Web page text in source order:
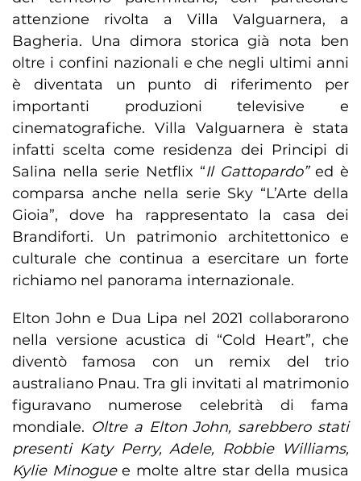
attenzione rivolta a Villa Valguarnera, a
Bagheria. Una dimora storica già nota ben
oltre i confini nazionali e che negli ultimi anni
è diventata un punto di riferimento per
importanti produzioni televisive e
cinematografiche. Villa Valguarnera è stata
infatti scelta come residenza dei Principi di
Salina nella serie Netflix “Il Gattopardo”ed è
comparsa anche nella serie Sky “L’Arte della
Gioia”, dove ha rappresentato la casa dei
Brandiforti. Un patrimonio architettonico e
culturale che continua a esercitare un forte
richiamo nel panorama internazionale.
Elton John e Dua Lipa nel 2021 collaborarono
nella versione acustica di “Cold Heart”, che
diventò famosa con un remix del trio
australiano Pnau. Tra gli invitati al matrimonio
figuravano numerose celebrità di fama
mondiale. Oltre a Elton John, sarebbero stati
presenti Katy Perry, Adele, Robbie Williams,
Kylie Minoguee molte altre star della musica